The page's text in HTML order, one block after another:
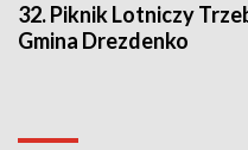
32. Piknik Lotniczy
Gmina Drezdenko